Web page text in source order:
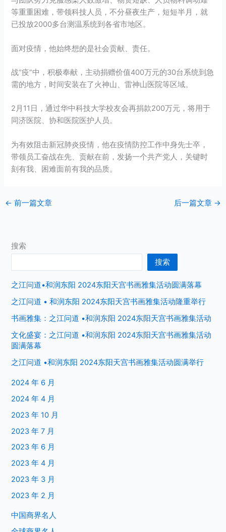
等重重困难，带领科技人员，不分昼夜生产，短短半月，就
已投放2000多台测温系统到各省市地区。
面对疫情，他始终想的是社会贡献、责任。
战“疫”中，积极奉献，主动捐赠价值400万元的30台系统到急
需的地方，时间安装在了火神山、雷神山医院等区域。
2月11日，通过华中科技大学校友会再捐款200万元，将用于
同济医院、协和医院医护人员。
为有效阻击新冠肺炎疫情，他在疫情防控工作中身先士卒，
带领员工奋战在先、贡献在前，发扬一个共产党人，关键时
刻有我、困难面前有我的品质。
← 前一篇文章 后一篇文章 →
搜索
搜索
之江问道•和润东阳 2024东阳天宫书画雅集活动圆满落幕
之江问道 • 和润东阳 2024东阳天宫书画雅集活动隆重举行
书画雅集：之江问道 •和润东阳 2024东阳天宫书画雅集活动
文化盛宴：之江问道 •和润东阳 2024东阳天宫书画雅集活动
圆满落幕
之江问道 •和润东阳 2024东阳天宫书画雅集活动圆满举行
2024 年 6 月
2024 年 4 月
2023 年 10 月
2023 年 7 月
2023 年 6 月
2023 年 4 月
2023 年 3 月
2023 年 2 月
中国商界名人